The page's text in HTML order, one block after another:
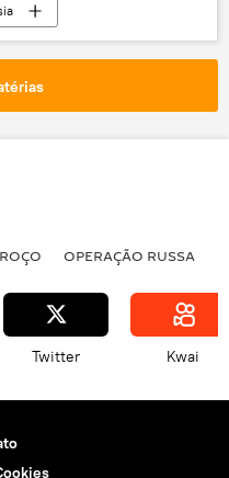
Unidos
OPERAÇÃO RUSSA
Twitter Kwai